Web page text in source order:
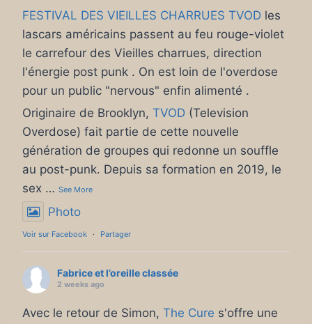
FESTIVAL DES VIEILLES CHARRUES TVOD les
lascars américains passent au feu rouge-violet
le carrefour des Vieilles charrues, direction
l'énergie post punk . On est loin de l'overdose
pour un public "nervous" enfin alimenté .
Originaire de Brooklyn, TVOD (Television
Overdose) fait partie de cette nouvelle
génération de groupes qui redonne un souffle
au post-punk. Depuis sa formation en 2019, le
sex … See More
Photo
Voir sur Facebook · Partager
Fabrice et l’oreille classée
2 weeks ago
Avec le retour de Simon, The Cure s'offre une